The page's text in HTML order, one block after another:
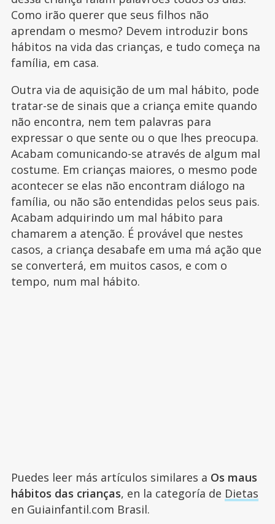
Como irão querer que seus filhos não
aprendam o mesmo? Devem introduzir bons
hábitos na vida das crianças, e tudo começa na
família, em casa.
Outra via de aquisição de um mal hábito, pode
tratar-se de sinais que a criança emite quando
não encontra, nem tem palavras para
expressar o que sente ou o que lhes preocupa.
Acabam comunicando-se através de algum mal
costume. Em crianças maiores, o mesmo pode
acontecer se elas não encontram diálogo na
família, ou não são entendidas pelos seus pais.
Acabam adquirindo um mal hábito para
chamarem a atenção. É provável que nestes
casos, a criança desabafe em uma má ação que
se converterá, em muitos casos, e com o
tempo, num mal hábito.
Puedes leer más artículos similares a Os maus
hábitos das crianças, en la categoría de Dietas
en Guiainfantil.com Brasil.